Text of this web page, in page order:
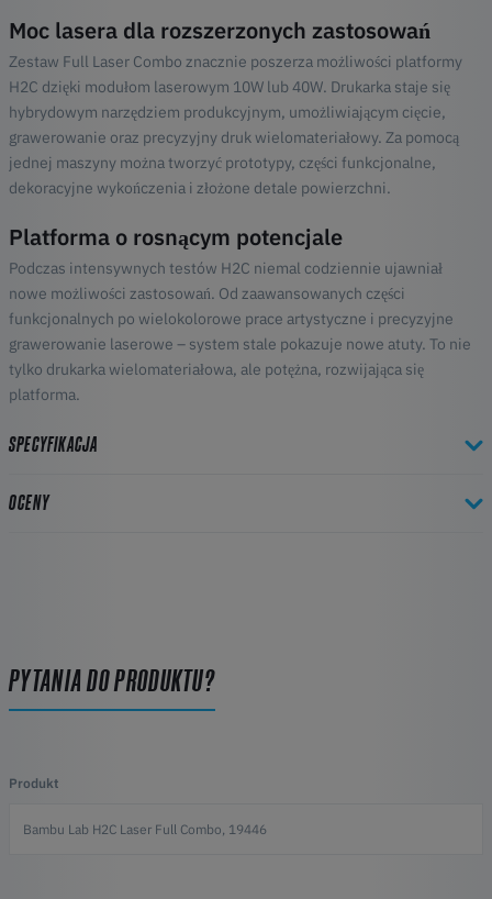
Moc lasera dla rozszerzonych zastosowań
Zestaw Full Laser Combo znacznie poszerza możliwości platformy
H2C dzięki modułom laserowym 10W lub 40W. Drukarka staje się
hybrydowym narzędziem produkcyjnym, umożliwiającym cięcie,
grawerowanie oraz precyzyjny druk wielomateriałowy. Za pomocą
jednej maszyny można tworzyć prototypy, części funkcjonalne,
dekoracyjne wykończenia i złożone detale powierzchni.
Platforma o rosnącym potencjale
Podczas intensywnych testów H2C niemal codziennie ujawniał
nowe możliwości zastosowań. Od zaawansowanych części
funkcjonalnych po wielokolorowe prace artystyczne i precyzyjne
grawerowanie laserowe – system stale pokazuje nowe atuty. To nie
tylko drukarka wielomateriałowa, ale potężna, rozwijająca się
platforma.
SPECYFIKACJA
OCENY
PYTANIA DO PRODUKTU?
Produkt